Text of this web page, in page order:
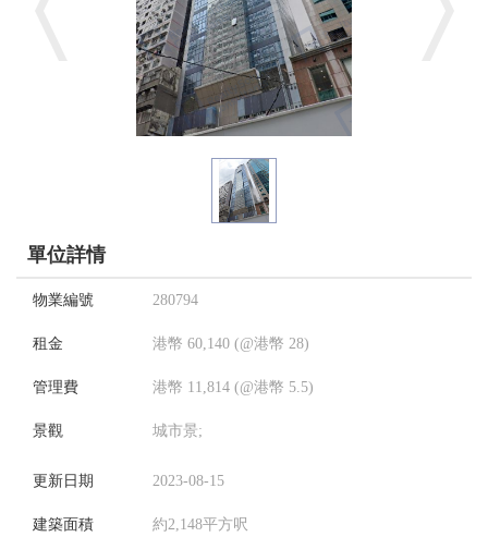
單位詳情
物業編號 280794
租金 港幣 60,140 (@港幣 28)
管理費 港幣 11,814 (@港幣 5.5)
景觀 城市景;
更新日期 2023-08-15
建築面積 約2,148平方呎